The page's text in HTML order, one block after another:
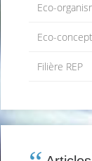
Eco-
Eco-
Filière REP